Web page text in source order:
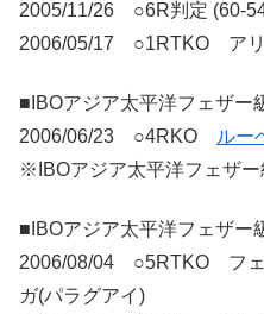
2005/11/26 ○6R判定 (60-
2006/05/17 ○1RTKO アリ
■IBOアジア太平洋フェザー
2006/06/23 ○4RKO
ルー
※IBOアジア太平洋フェザ
■IBOアジア太平洋フェザー
2006/08/04 ○5RTKO フェ
ガ(パラグアイ)